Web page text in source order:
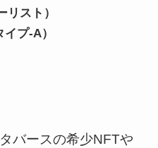
スト）
プ-A）
バースの希少NFTや